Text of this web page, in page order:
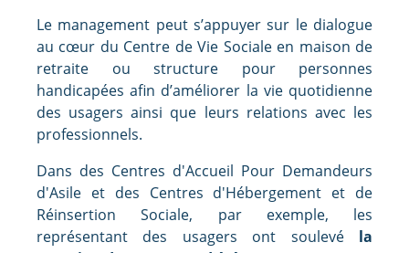
Le management peut s’appuyer sur le dialogue
au cœur du Centre de Vie Sociale en maison de
retraite ou structure pour personnes
handicapées afin d’améliorer la vie quotidienne
des usagers ainsi que leurs relations avec les
professionnels.
Dans des Centres d'Accueil Pour Demandeurs
d'Asile et des Centres d'Hébergement et de
Réinsertion Sociale, par exemple, les
représentant des usagers ont soulevé la